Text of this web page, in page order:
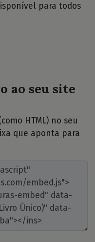
para todos
ao seu site
HTML) no seu
que aponta para